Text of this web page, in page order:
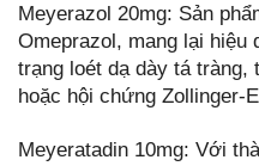
Meyerazol 20mg: Sản
Omeprazol, mang lại hiệu
trạng loét dạ dày tá
hoặc hội chứng Zollinger-
Meyeratadin 10mg: Với